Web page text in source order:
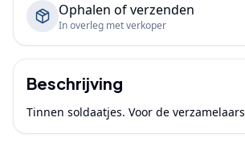
Ophalen of verzenden
In overleg met verkoper
Beschrijving
Tinnen soldaatjes. Voor de verzamelaars